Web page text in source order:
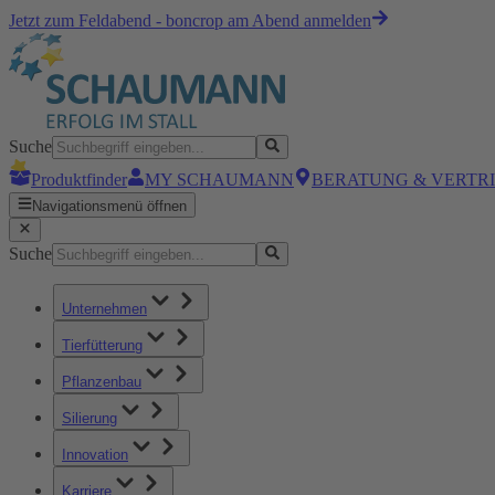
Jetzt zum Feldabend - boncrop am Abend anmelden
Suche
Produktfinder
MY SCHAUMANN BERATUNG &
Navigationsmenü öffnen
Suche
Unternehmen
Tierfütterung
Pflanzenbau
Silierung
Innovation
Karriere